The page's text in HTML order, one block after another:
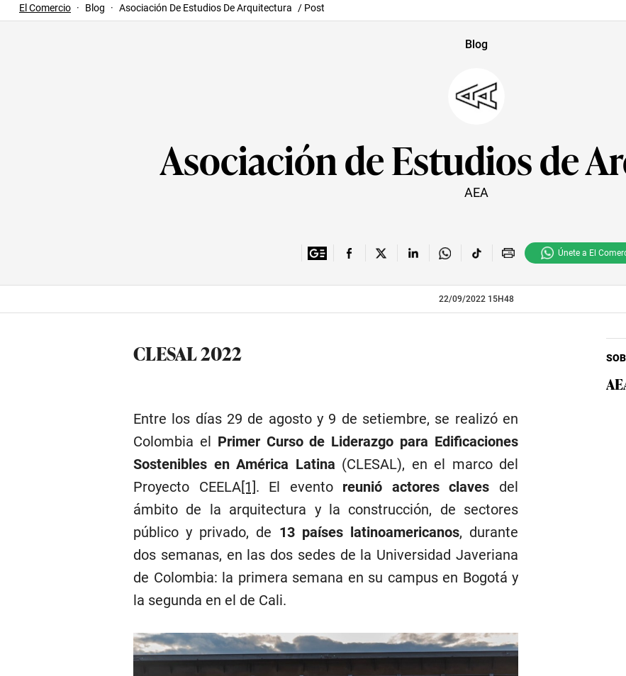
El Comercio · Blog · Asociación De Estudios De Arquitectura / Post
Blog
Asociación de Estudios de
AEA
Únete a El
22/09/2022 15H48
CLESAL 2022
Entre los días 29 de agosto y 9 de setiembre, se realizó en
Colombia el Primer Curso de Liderazgo para Edificaciones
Sostenibles en América Latina (CLESAL), en el marco del
Proyecto CEELA[1]. El evento reunió actores claves del
ámbito de la arquitectura y la construcción, de sectores
público y privado, de 13 países latinoamericanos, durante
dos semanas, en las dos sedes de la Universidad Javeriana
de Colombia: la primera semana en su campus en Bogotá y
la segunda en el de Cali.